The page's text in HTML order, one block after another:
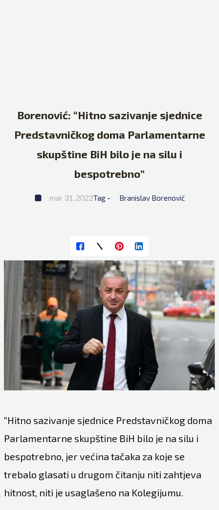
Borenović: “Hitno sazivanje sjednice
Predstavničkog doma Parlamentarne
skupštine BiH bilo je na silu i
bespotrebno”
mar 31, 2022Tag - Branislav Borenović
“Hitno sazivanje sjednice Predstavničkog doma
Parlamentarne skupštine BiH bilo je na silu i
bespotrebno, jer većina tačaka za koje se
trebalo glasati u drugom čitanju niti zahtjeva
hitnost, niti je usaglašeno na Kolegijumu.